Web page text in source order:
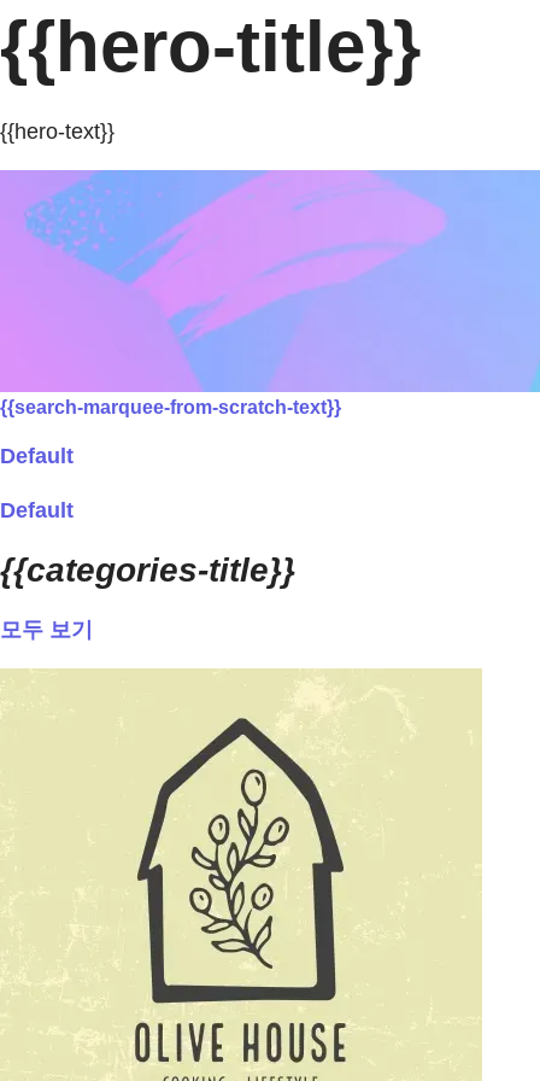
{{hero-title}}
{{hero-text}}
{{search-marquee-from-scratch-text}}
Default
Default
{{categories-title}}
모두 보기